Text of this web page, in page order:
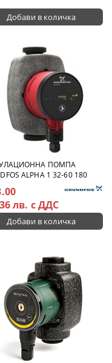
ПОМПА
ALPHA 1 32-60 180
лв. с ДДС